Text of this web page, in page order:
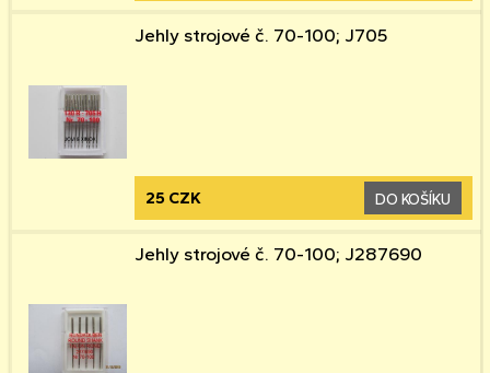
Jehly strojové č. 70-100; J705
25 CZK DO KOŠÍKU
Jehly strojové č. 70-100; J287690